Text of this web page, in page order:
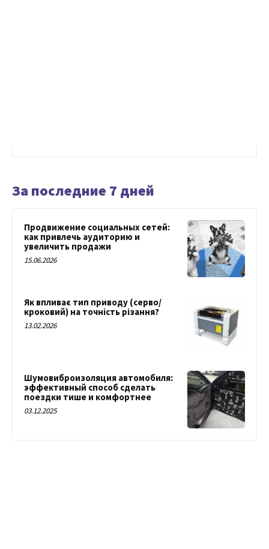
За последние 7 дней
Продвижение социальных сетей:
как привлечь аудиторию и
увеличить продажи
15.06.2026
Як впливає тип приводу (серво/
кроковий) на точність різання?
13.02.2026
Шумовиброизоляция автомобиля:
эффективный способ сделать
поездки тише и комфортнее
03.12.2025